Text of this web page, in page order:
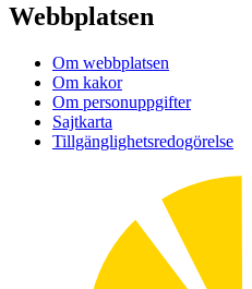
Webbplatsen
Om webbplatsen
Om kakor
Om personuppgifter
Sajtkarta
Tillgänglighetsredogörelse